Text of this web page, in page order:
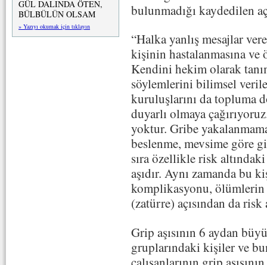
GÜL DALINDA ÖTEN,
BÜLBÜLÜN OLSAM
» Yazıyı okumak için tıklayın
bulunmadığı kaydedilen
“Halka yanlış mesajlar
kişinin hastalanmasına ve
Kendini hekim olarak
söylemlerini bilimsel
kuruluşlarını da topluma
duyarlı olmaya
yoktur. Gribe
beslenme, mevsime göre
sıra özellikle risk
aşıdır. Aynı zamanda bu
komplikasyonu,
(zatürre) açısından da risk
Grip aşısının 6 aydan
gruplarındaki kişiler ve